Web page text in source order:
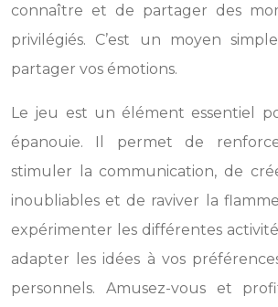
connaître et de partager des
privilégiés. C’est un moyen
partager vos émotions.
Le jeu est un élément essentiel
épanouie. Il permet de
stimuler la communication, de
inoubliables et de raviver la
expérimenter les différentes
adapter les idées à vos
personnels. Amusez-vous et